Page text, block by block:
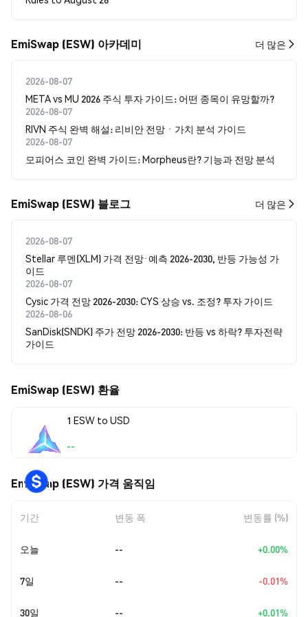
EmiSwap (ESW) 아카데미 더 많은
2026-08-07
META vs MU 2026 주식 투자 가이드: 어떤 종목이 유망할까?
2026-08-07
RIVN 주식 완벽 해설: 리비안 전망ㆍ가치 분석 가이드
2026-08-07
모피어스 코인 완벽 가이드: Morpheus란? 기능과 전망 분석
EmiSwap (ESW) 블로그 더 많은
2026-08-07
Stellar 루멘(XLM) 가격 전망·예측 2026-2030, 반등 가능성 가
이드
2026-08-07
Cysic 가격 전망 2026-2030: CYS 상승 vs. 조정? 투자 가이드
2026-08-06
SanDisk(SNDK) 주가 전망 2026-2030: 반등 vs 하락? 투자전략
가이드
EmiSwap (ESW) 환율
1 ESW to USD
--
EmiSwap (ESW) 가격 움직임
기간 변동 폭 변동률 (%)
오늘 -- +0.00%
7일 -- -0.01%
30일 -- +0.01%